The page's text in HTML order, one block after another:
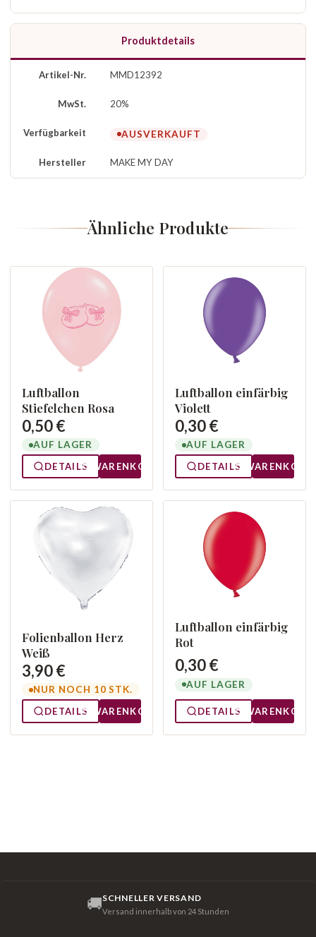
Produktdetails
Artikel-Nr. MMD12392
MwSt. 20%
Verfügbarkeit AUSVERKAUFT
Hersteller MAKE MY DAY
Ähnliche Produkte
Luftballon
Stiefelchen Rosa
0,50 €
AUF LAGER
DETAILS
WARENKORB
Luftballon einfärbig
Violett
0,30 €
AUF LAGER
DETAILS
WARENKORB
Folienballon Herz
Weiß
3,90 €
NUR NOCH 10 STK.
DETAILS
WARENKORB
Luftballon einfärbig
Rot
0,30 €
AUF LAGER
DETAILS WARENKORB
🚚SCHNELLER VERSAND
Versand innerhalb von 24 Stunden